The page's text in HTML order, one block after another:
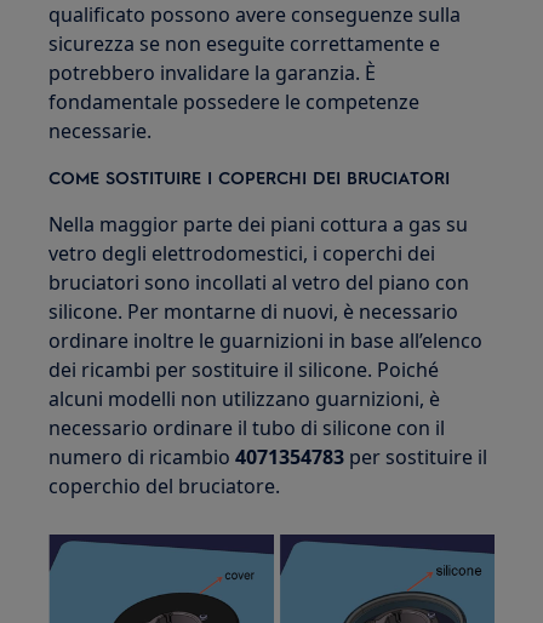
qualificato possono avere conseguenze sulla
sicurezza se non eseguite correttamente e
potrebbero invalidare la garanzia. È
fondamentale possedere le competenze
necessarie.
COME SOSTITUIRE I COPERCHI DEI BRUCIATORI
Nella maggior parte dei piani cottura a gas su
vetro degli elettrodomestici, i coperchi dei
bruciatori sono incollati al vetro del piano con
silicone. Per montarne di nuovi, è necessario
ordinare inoltre le guarnizioni in base all’elenco
dei ricambi per sostituire il silicone. Poiché
alcuni modelli non utilizzano guarnizioni, è
necessario ordinare il tubo di silicone con il
numero di ricambio4071354783 per sostituire il
coperchio del bruciatore.